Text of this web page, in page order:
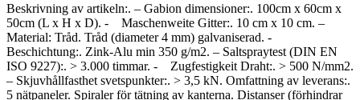
Beskrivning av artikeln:. – Gabion dimensioner:. 100cm x 60cm x
50cm (L x H x D). - Maschenweite Gitter:. 10 cm x 10 cm. –
Material: Tråd. Tråd (diameter 4 mm) galvaniserad. -
Beschichtung:. Zink-Alu min 350 g/m2. – Saltspraytest (DIN EN
ISO 9227):. > 3.000 timmar. - Zugfestigkeit Draht:. > 500 N/mm2.
– Skjuvhållfasthet svetspunkter:. > 3,5 kN. Omfattning av leverans:.
5 nätpaneler. Spiraler för tätning av kanterna. Distanser (förhindrar